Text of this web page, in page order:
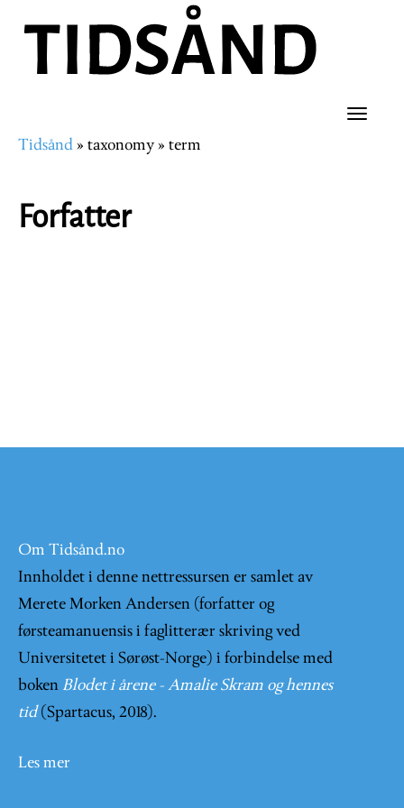
hovedinnhold
Toggle
Navigasjonssti
Tidsånd taxonomy term
Forfatter
Om Tidsånd.no
Innholdet i denne nettressursen er samlet av
Merete Morken Andersen (forfatter og
førsteamanuensis i faglitterær skriving ved
Universitetet i Sørøst-Norge) i forbindelse med
boken Blodet i årene - Amalie Skram og hennes
tid (Spartacus, 2018).
Les mer